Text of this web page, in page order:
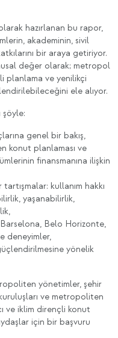
hazırlanan bu rapor,
akademinin, sivil
bir araya getiriyor.
değer olarak; metropol
planlama ve yenilikçi
ele alıyor.
şöyle:
genel bir bakış,
konut planlaması ve
finansmanına ilişkin
kullanım hakkı
yaşanabilirlik,
Belo Horizonte,
deneyimler,
yönelik
yönetimler, şehir
ve metropoliten
ve iklim dirençli konut
için bir başvuru